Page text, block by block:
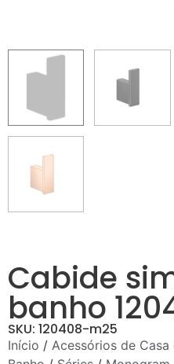
Cabide
banho
SKU: 120408-m25
Início / Acessórios de Casa